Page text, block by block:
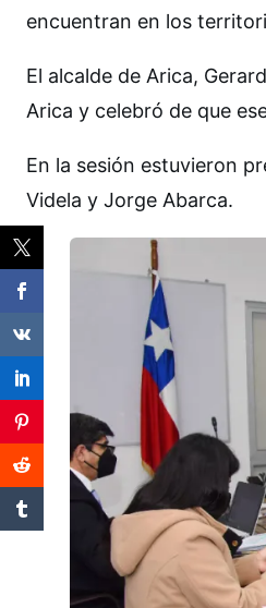
encuentran en los
El alcalde de Arica,
Arica y celebró de que
En la sesión estuvieron
Videla y Jorge Abarca.